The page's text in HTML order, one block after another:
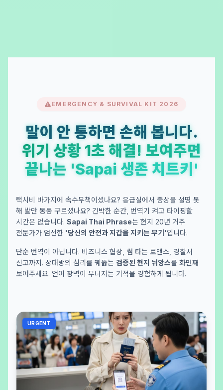
EMERGENCY & SURVIVAL KIT 2026
말이 안 통하면 손해 봅니다.
위기 상황 1초 해결! 보여주면
끝나는 'Sapai 생존 치트키'
택시비 바가지에 속수무책이셨나요? 응급실에서 증상을 설명 못
해 발만 동동 구르셨나요? 긴박한 순간, 번역기 켜고 타이핑할
시간은 없습니다. Sapai Thai Phrase는 현지 20년 거주
전문가가 엄선한 '당신의 안전과 지갑을 지키는 무기'입니다.
단순 번역이 아닙니다. 비즈니스 협상, 썸 타는 로맨스, 경찰서
신고까지. 상대방의 심리를 꿰뚫는 검증된 현지 뉘앙스를 화면째
보여주세요. 언어 장벽이 무너지는 기적을 경험하게 됩니다.
URGENT